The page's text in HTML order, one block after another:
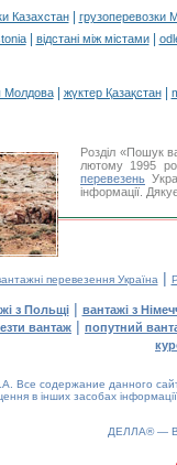
Казахстан|
грузоперевозки
| відстані між містами|
Молдова| жүктер Қазақстан|
Розділ «Пошук
лютому 1995
перевезень
інформації.
перевезення Україна |
з Польщі| вантажі з
вантаж | попутний
Все содержание данного
в інших засобах
ДЕЛЛА® —